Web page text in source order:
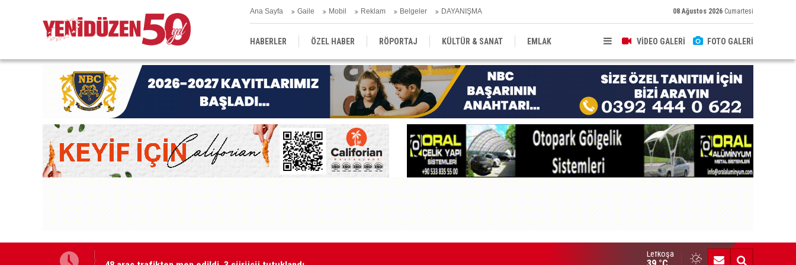
Ana Sayfa Gaile Mobil Reklam Belgeler DAYANIŞMA 08 Ağustos 2026 Cumartesi
VİDEO GALERİ FOTO GALERİ
HABERLER ÖZEL HABER RÖPORTAJ KÜLTÜR & SANAT EMLAK
EĞİTİM YEREL YÖNETİM DERGİLER SEKTÖR
48 araç trafikten men edildi, 3 sürücü tutuklandı Kaldırıma düşen scooter sürücüsü yaralandı
Lefkoşa